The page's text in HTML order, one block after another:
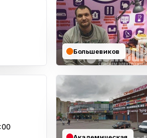
Большевиков